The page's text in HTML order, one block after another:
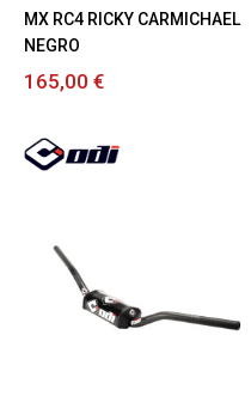
MX RC4 RICKY CARMICHAEL
NEGRO
165,00 €